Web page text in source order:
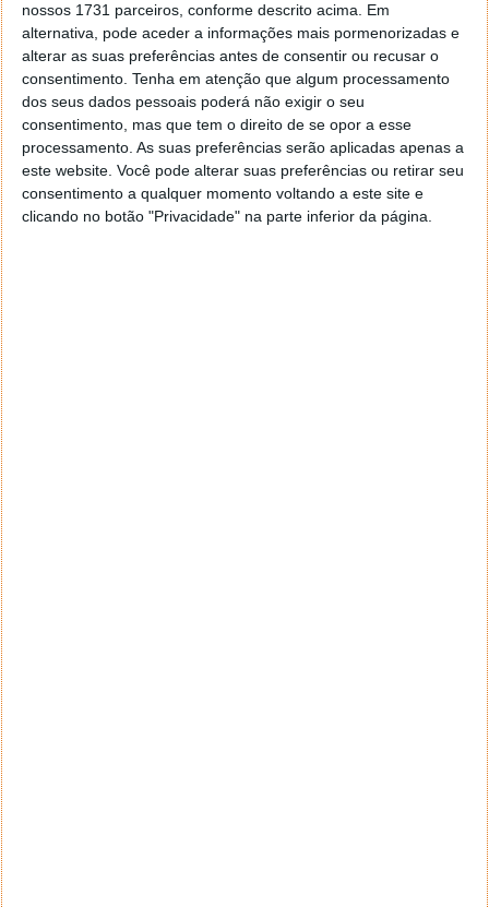
nossos 1731 parceiros, conforme descrito acima. Em
alternativa, pode aceder a informações mais pormenorizadas e
alterar as suas preferências antes de consentir ou recusar o
consentimento. Tenha em atenção que algum processamento
dos seus dados pessoais poderá não exigir o seu
consentimento, mas que tem o direito de se opor a esse
processamento. As suas preferências serão aplicadas apenas a
este website. Você pode alterar suas preferências ou retirar seu
consentimento a qualquer momento voltando a este site e
clicando no botão "Privacidade" na parte inferior da página.
A Tesla tem vindo a consolidar a energia solar como uma peça central do